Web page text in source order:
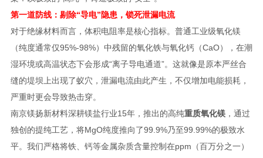
第一道防线：剔除“导电”隐患，锁死泄漏电流
对于绝缘材料而言，体积电阻率是核心指标。普通工业级氧化镁
（纯度通常仅95%-98%）中残留的氧化铁与氧化钙（CaO），在潮
湿环境或高温状态下会形成“离子导电通道”。这就像是原本严丝合
缝的堤坝上出现了蚁穴，泄漏电流由此产生，不仅增加电能损耗，
严重时更会导致热击穿。
南京镁扬新材料深耕镁盐行业15年，推出的高纯重质氧化镁，通过
独创的提纯工艺，将MgO纯度推向了99.9%乃至99.99%的极致水
平。我们严格将铁、钙等金属杂质含量控制在ppm（百万分之一）